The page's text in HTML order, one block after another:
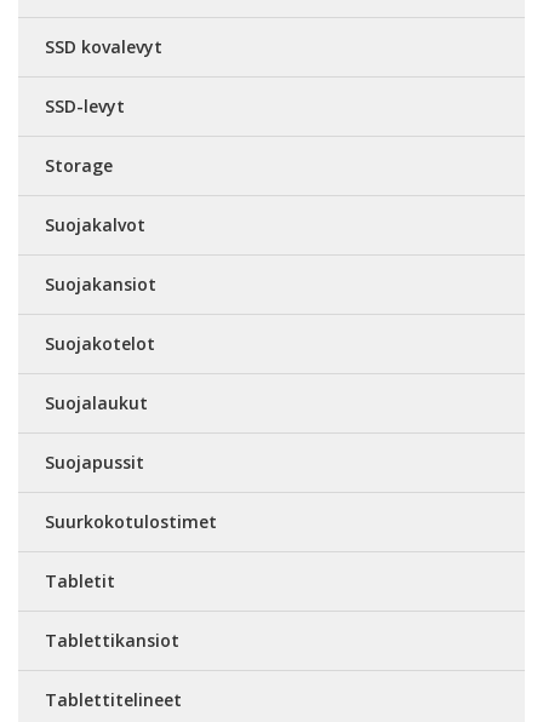
SSD kovalevyt
SSD-levyt
Storage
Suojakalvot
Suojakansiot
Suojakotelot
Suojalaukut
Suojapussit
Suurkokotulostimet
Tabletit
Tablettikansiot
Tablettitelineet